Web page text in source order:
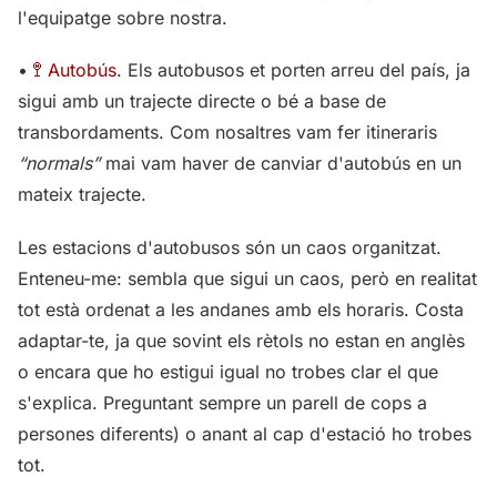
l'equipatge sobre nostra.
• 🚏 Autobús. Els autobusos et porten arreu del país, ja
sigui amb un trajecte directe o bé a base de
transbordaments. Com nosaltres vam fer itineraris
“normals”mai vam haver de canviar d'autobús en un
mateix trajecte.
Les estacions d'autobusos són un caos organitzat.
Enteneu-me: sembla que sigui un caos, però en realitat
tot està ordenat a les andanes amb els horaris. Costa
adaptar-te, ja que sovint els rètols no estan en anglès
o encara que ho estigui igual no trobes clar el que
s'explica. Preguntant sempre un parell de cops a
persones diferents) o anant al cap d'estació ho trobes
tot.